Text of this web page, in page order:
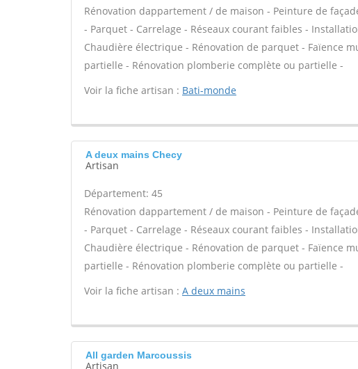
Rénovation dappartement / de maison - Peinture de
- Parquet - Carrelage - Réseaux courant faibles -
Chaudière électrique - Rénovation de parquet - Faïence
partielle - Rénovation plomberie complète ou partielle -
Voir la fiche artisan : Bati-monde
A deux mains Checy
Artisan
Département: 45
Rénovation dappartement / de maison - Peinture de
- Parquet - Carrelage - Réseaux courant faibles -
Chaudière électrique - Rénovation de parquet - Faïence
partielle - Rénovation plomberie complète ou partielle -
Voir la fiche artisan : A deux mains
All garden Marcoussis
Artisan